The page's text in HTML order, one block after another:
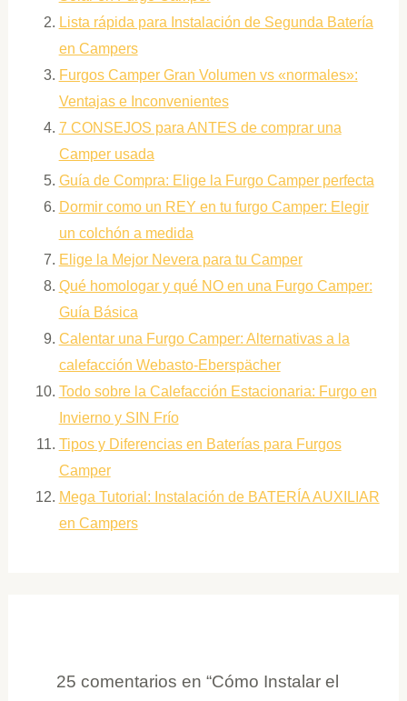
Lista rápida para Instalación de Segunda Batería
en Campers
Furgos Camper Gran Volumen vs «normales»:
Ventajas e Inconvenientes
7 CONSEJOS para ANTES de comprar una
Camper usada
Guía de Compra: Elige la Furgo Camper perfecta
Dormir como un REY en tu furgo Camper: Elegir
un colchón a medida
Elige la Mejor Nevera para tu Camper
Qué homologar y qué NO en una Furgo Camper:
Guía Básica
Calentar una Furgo Camper: Alternativas a la
calefacción Webasto-Eberspächer
Todo sobre la Calefacción Estacionaria: Furgo en
Invierno y SIN Frío
Tipos y Diferencias en Baterías para Furgos
Camper
Mega Tutorial: Instalación de BATERÍA AUXILIAR
en Campers
25 comentarios en “Cómo Instalar el